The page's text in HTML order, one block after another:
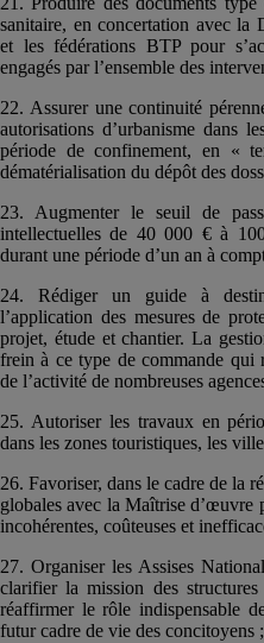
sanitaire, en concertation avec
et les fédérations BTP pour
engagés par l’ensemble des
22. Assurer une continuité
autorisations d’urbanisme dans
période de confinement, en «
dématérialisation du dépôt des
23. Augmenter le seuil de
intellectuelles de 40 000 € à
durant une période d’un an à
24. Rédiger un guide à
l’application des mesures de
projet, étude et chantier. La
frein à ce type de commande qui
de l’activité de nombreuses
25. Autoriser les travaux en
dans les zones touristiques, les
26. Favoriser, dans le cadre de la
globales avec la Maîtrise d’œuvre
incohérentes, coûteuses et
27. Organiser les Assises
clarifier la mission des
réaffirmer le rôle indispensable
futur cadre de vie des concitoyens ;